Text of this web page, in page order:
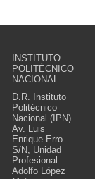
INSTITUTO
POLITÉCNICO
NACIONAL
D.R. Instituto
Politécnico
Nacional (IPN).
Av. Luis
Enrique Erro
S/N, Unidad
Profesional
Adolfo López